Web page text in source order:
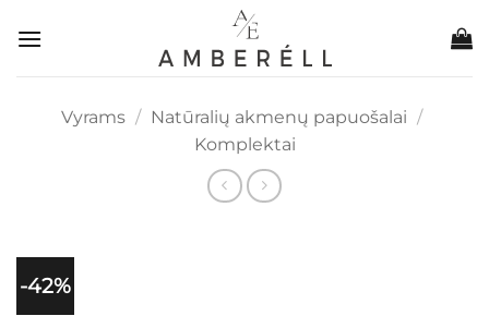
Vyrams / Natūralių akmenų papuošalai /
Komplektai
-42%